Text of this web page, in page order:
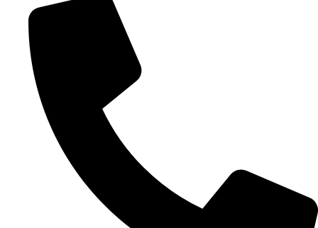
Ремонт АКПП автомобиля Volvo
Замена масляного насоса автомобиля Volvo
Замена масла коробки робот автомобиля Volvo
Замена масла и масляного фильтра автомобиля
Volvo
Замена масла в редукторе автомобиля Volvo
Замена масла в раздаточной коробке автомобиля
Замена масла в муфте Халдекс автомобиля Volvo
Замена масла в МКПП автомобиля Volvo
Замена масла в коробке Powershift автомобиля Volvo